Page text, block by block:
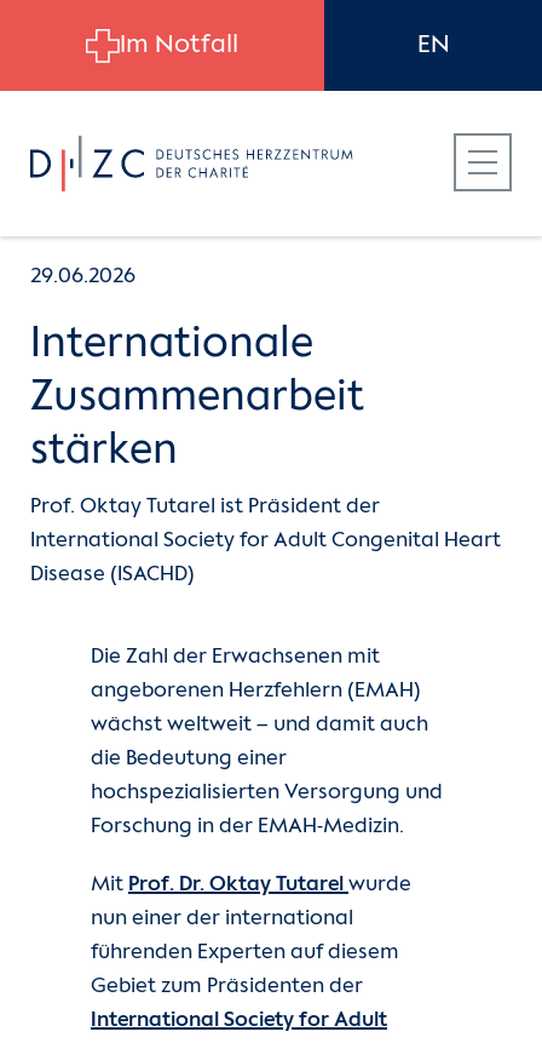
Für Patient:innen
Für Zuweiser:innen
Für Bewerber:innen
Unsere Kliniken
Einheiten
Für Patient:innen
Für Zuweiser:innen
Herzatlas
Forschung
29.06.2026
Internationale
Zusammenarbeit
stärken
Prof. Oktay Tutarel ist Präsident der
International Society for Adult Congenital Heart
Disease (ISACHD)
Die Zahl der Erwachsenen mit
angeborenen Herzfehlern (EMAH)
wächst weltweit – und damit auch
die Bedeutung einer
hochspezialisierten Versorgung und
Forschung in der EMAH-Medizin.
Mit Prof. Dr. Oktay Tutarel wurde
nun einer der international
führenden Experten auf diesem
Gebiet zum Präsidenten der
International Society for Adult
Im Notfall EN